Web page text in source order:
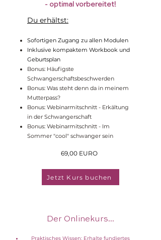
- optimal vorbereitet!
Du erhältst:
Sofortigen Zugang zu allen Modulen
Inklusive kompaktem Workbook und
Geburtsplan
Bonus: Häufigste
Schwangerschaftsbeschwerden
Bonus: Was steht denn da in meinem
Mutterpass?
Bonus: Webinarmitschnitt - Erkältung
in der Schwangerschaft
Bonus: Webinarmitschnitt - Im
Sommer "cool" schwanger sein
69,00 EURO
Jetzt Kurs buchen
Der Onlinekurs...
Praktisches Wissen: Erhalte fundiertes